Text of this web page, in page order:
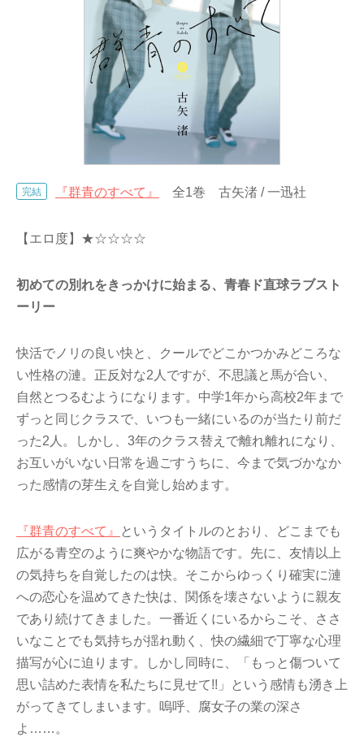
完結 『群青のすべて』 全1巻 古矢渚 / 一迅社
【エロ度】★☆☆☆☆
初めての別れをきっかけに始まる、青春ド直球ラブスト
ーリー
快活でノリの良い快と、クールでどこかつかみどころな
い性格の漣。正反対な2人ですが、不思議と馬が合い、
自然とつるむようになります。中学1年から高校2年まで
ずっと同じクラスで、いつも一緒にいるのが当たり前だ
った2人。しかし、3年のクラス替えで離れ離れになり、
お互いがいない日常を過ごすうちに、今まで気づかなか
った感情の芽生えを自覚し始めます。
『群青のすべて』
というタイトルのとおり、どこまでも
広がる青空のように爽やかな物語です。先に、友情以上
の気持ちを自覚したのは快。そこからゆっくり確実に漣
への恋心を温めてきた快は、関係を壊さないように親友
であり続けてきました。一番近くにいるからこそ、ささ
いなことでも気持ちが揺れ動く、快の繊細で丁寧な心理
描写が心に迫ります。しかし同時に、「もっと傷ついて
思い詰めた表情を私たちに見せて!!」という感情も湧き上
がってきてしまいます。嗚呼、腐女子の業の深さ
よ……。